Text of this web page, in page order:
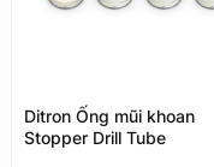
Ditron Ống mũi khoan
Stopper Drill Tube